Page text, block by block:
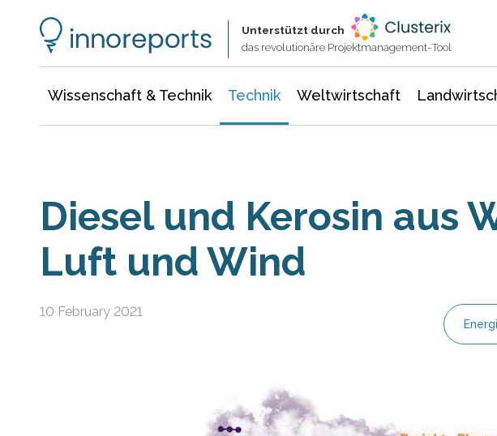
Unterstützt durch
das revolutionäre Projektmanagement-Tool
Wissenschaft & Technik Technik Weltwirtschaft
Diesel und Kerosin aus
Luft und Wind
10 February 2021